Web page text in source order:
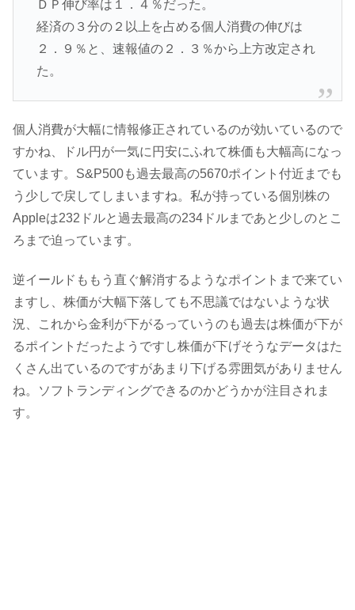
ＤＰ伸び率は１．４％だった。
経済の３分の２以上を占める個人消費の伸びは
２．９％と、速報値の２．３％から上方改定され
た。
個人消費が大幅に情報修正されているのが効いているので
すかね、ドル円が一気に円安にふれて株価も大幅高になっ
ています。S&P500も過去最高の5670ポイント付近までも
う少しで戻してしまいますね。私が持っている個別株の
Appleは232ドルと過去最高の234ドルまであと少しのとこ
ろまで迫っています。
逆イールドももう直ぐ解消するようなポイントまで来てい
ますし、株価が大幅下落しても不思議ではないような状
況、これから金利が下がるっていうのも過去は株価が下が
るポイントだったようですし株価が下げそうなデータはた
くさん出ているのですがあまり下げる雰囲気がありません
ね。ソフトランディングできるのかどうかが注目されま
す。